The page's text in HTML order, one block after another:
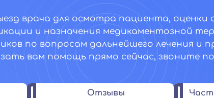
врача для осмотра пациента, оценки
и назначения медикаментозной
по вопросам дальнейшего лечения и
вам помощь прямо сейчас, звоните по
Отзывы